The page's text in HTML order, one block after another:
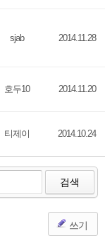
sjab 2014.11.28
호두10 2014.11.20
티제이 2014.10.24
검색
쓰기